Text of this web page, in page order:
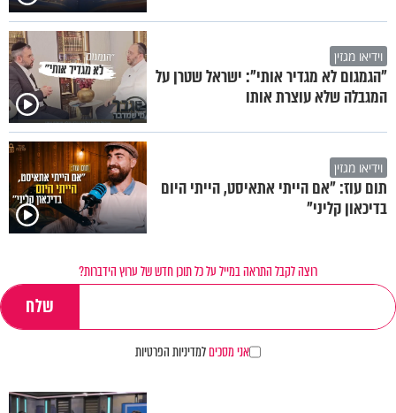
וידיאו מגזין
"הגמגום לא מגדיר אותי": ישראל שטרן על
המגבלה שלא עוצרת אותו
וידיאו מגזין
תום עוז: "אם הייתי אתאיסט, הייתי היום
בדיכאון קליני"
רוצה לקבל התראה במייל על כל תוכן חדש של ערוץ הידברות?
אני מסכיםלמדיניות הפרטיות